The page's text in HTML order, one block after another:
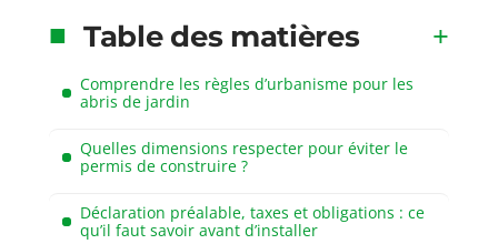
Table des matières
Comprendre les règles d’urbanisme pour les
abris de jardin
Quelles dimensions respecter pour éviter le
permis de construire ?
Déclaration préalable, taxes et obligations : ce
qu’il faut savoir avant d’installer